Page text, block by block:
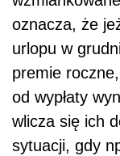
oznacza, że
urlopu w
premie
od wypłaty
wlicza się ich
sytuacji, gdy